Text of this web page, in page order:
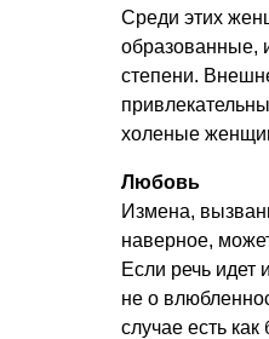
Среди этих
степени.
холеные
Любовь
Измена,
наверное,
Если речь идет
не о
случае есть